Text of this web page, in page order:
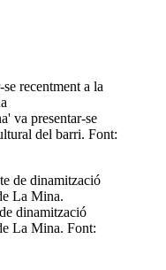
va presentar-se
del barri. Font:
dinamització
La Mina. Font: